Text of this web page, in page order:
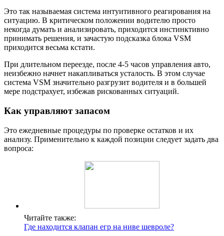
Это так называемая система интуитивного реагирования на
ситуацию. В критическом положении водителю просто
некогда думать и анализировать, приходится инстинктивно
принимать решения, и зачастую подсказка блока VSM
приходится весьма кстати.
При длительном переезде, после 4-5 часов управления авто,
неизбежно начнет накапливаться усталость. В этом случае
система VSM значительно разгрузит водителя и в большей
мере подстрахует, избежав рискованных ситуаций.
Как управляют запасом
Это ежедневные процедуры по проверке остатков и их
анализу. Применительно к каждой позиции следует задать два
вопроса:
Читайте также:
Где находится клапан егр на ниве шевроле?